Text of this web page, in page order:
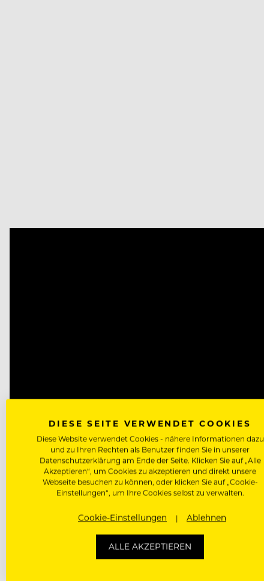
DIESE SEITE VERWENDET COOKIES
Diese Website verwendet Cookies - nähere Informationen dazu
und zu Ihren Rechten als Benutzer finden Sie in unserer
Datenschutzerklärung am Ende der Seite. Klicken Sie auf „Alle
Akzeptieren“, um Cookies zu akzeptieren und direkt unsere
Webseite besuchen zu können, oder klicken Sie auf „Cookie-
Einstellungen“, um Ihre Cookies selbst zu verwalten.
Cookie-Einstellungen Ablehnen
ALLE AKZEPTIEREN